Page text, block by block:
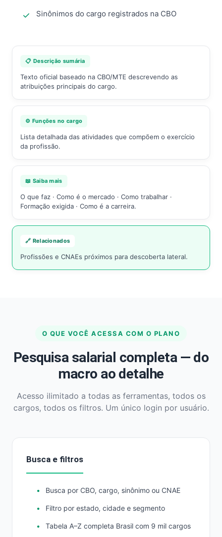
Sinônimos do cargo registrados na CBO
📋 Descrição sumária
Texto oficial baseado na CBO/MTE descrevendo as
atribuições principais do cargo.
⚙️ Funções no cargo
Lista detalhada das atividades que compõem o exercício
da profissão.
📖 Saiba mais
O que faz · Como é o mercado · Como trabalhar ·
Formação exigida · Como é a carreira.
🔗 Relacionados
Profissões e CNAEs próximos para descoberta lateral.
O QUE VOCÊ ACESSA COM O PLANO
Pesquisa salarial completa — do
macro ao detalhe
Acesso ilimitado a todas as ferramentas, todos os
cargos, todos os filtros. Um único login por usuário.
Busca e filtros
Busca por CBO, cargo, sinônimo ou CNAE
Filtro por estado, cidade e segmento
Tabela A–Z completa Brasil com 9 mil cargos